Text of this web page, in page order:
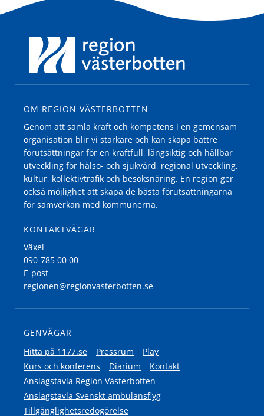
OM REGION VÄSTERBOTTEN
Genom att samla kraft och kompetens i en gemensam
organisation blir vi starkare och kan skapa bättre
förutsättningar för en kraftfull, långsiktig och hållbar
utveckling för hälso- och sjukvård, regional utveckling,
kultur, kollektivtrafik och besöksnäring. En region ger
också möjlighet att skapa de bästa förutsättningarna
för samverkan med kommunerna.
KONTAKTVÄGAR
Växel
090-785 00 00
E-post
regionen@regionvasterbotten.se
GENVÄGAR
Hitta på 1177.se
Pressrum
Play
Kurs och konferens
Diarium
Kontakt
Anslagstavla Region Västerbotten
Anslagstavla Svenskt ambulansflyg
Tillgänglighetsredogörelse